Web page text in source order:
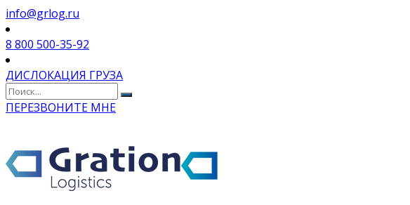
info@grlog.ru
8 800 500-35-92
ДИСЛОКАЦИЯ ГРУЗА
ПЕРЕЗВОНИТЕ МНЕ